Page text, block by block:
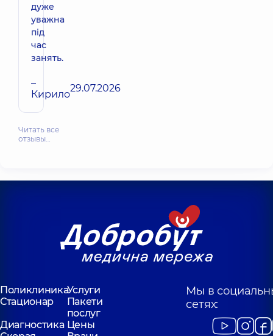
дуже
уважна
під
час
занять.
–
Кирило29.07.2026
Читать все
отзывы…
ПоликлиникаУслуги
Стационар
Пакети
послуг
Диагностика Цены
Мы в
сетях: